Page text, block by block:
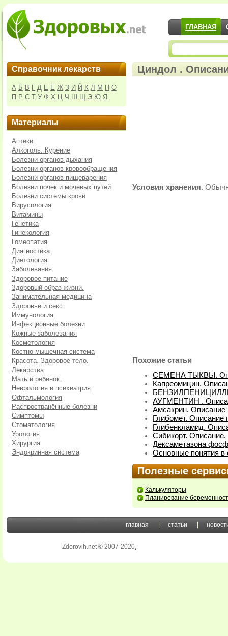
ГЛАВНАЯ
Справочник лекарств
А Б В Г Д Е Ё Ж З И Й К Л М Н О
П Р С Т У Ф Х Ц Ч Ш Щ Э Ю Я
Материалы
Аптеки
Алкоголь. Курение
Болезни органов дыхания
Болезни органов кровообращения
Болезни органов пищеварения
Болезни почек и мочевых путей
Болезни системы крови
Вирусология
Витамины
Генетика
Гинекология
Гомеопатия
Диагностика
Диетология
Заболевания
Здоровое питание
Здоровый образ жизни.
Занимательная медицина
Здоровье и секс
Иммунология
Инфекционные болезни
Кожные заболевания
Косметология
Костно-мышечная система
Красота. Здоровое тело.
Лекарства
Мать и ребенок.
Неврология и психиатрия
Офтальмология
Распространённые болезни
Симптомы
Стоматология
Урология
Хирургия
Эндокринная система
Циндол .
Условия хранения.
Похожие статьи
СЕМЕНА ТЫКВЫ.
Капреомицин.
АУГМЕНТИН .
Амсакрин. Описание
Глибомет. Описание
Глибенкламид.
Сибикорт. Описание.
Дексаметазона
Основные понятия в
Полезные
Калькуляторы
Планирование
главная статьи
Zdorovih.net © 2007-2020